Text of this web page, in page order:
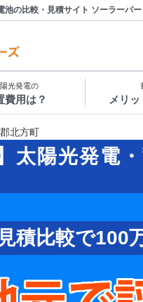
池の比較・見積サイト ソーラーパ
光発電の
費用は？ メリ
北方町
太陽光発電
見積比較で100